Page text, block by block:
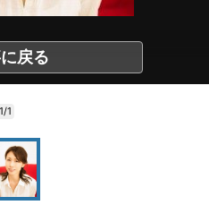
戻る
1/1